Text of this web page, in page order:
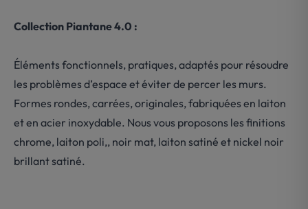
Collection Piantane 4.0 :
Éléments fonctionnels, pratiques, adaptés pour résoudre
les problèmes d’espace et éviter de percer les murs.
Formes rondes, carrées, originales, fabriquées en laiton
et en acier inoxydable. Nous vous proposons les finitions
chrome, laiton poli,, noir mat, laiton satiné et nickel noir
brillant satiné.